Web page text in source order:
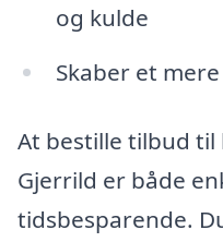
og kulde
Skaber et
At bestille tilbud
Gjerrild er både
tidsbesparende.